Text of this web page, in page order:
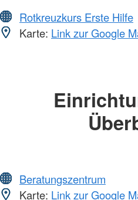
Rotkreuzkurs Erste Hilfe
Karte: Link zur Google
Beratungszentrum
Karte: Link zur Google